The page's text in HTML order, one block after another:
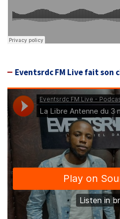
Eventsrdc FM Live fait son